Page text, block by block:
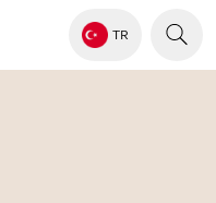
TR